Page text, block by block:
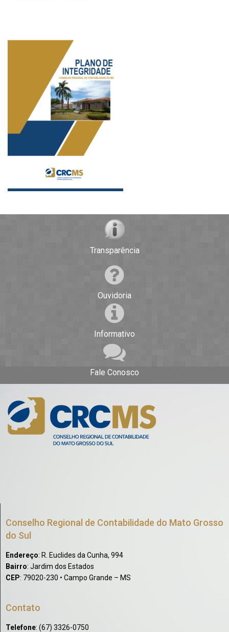
Transparência
Ouvidoria
Informativo
Fale Conosco
Conselho Regional de Contabilidade do Mato Grosso
do Sul
Endereço: R. Euclides da Cunha, 994
Bairro: Jardim dos Estados
CEP: 79020-230 • Campo Grande – MS
Contato
Telefone: (67) 3326-0750​